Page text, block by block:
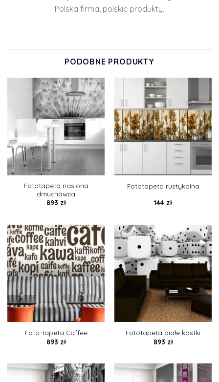
Polska firma, polskie produkty.
PODOBNE PRODUKTY
Fototapeta nasiona
dmuchawca
893 zł
Fototapeta rustykalna
144 zł
Foto-tapeta Coffee
893 zł
Fototapeta białe kostki
893 zł